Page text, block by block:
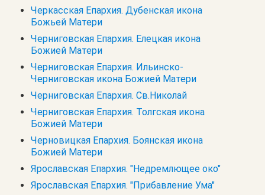
Черкасская Епархия. Дубенская икона
Божьей Матери
Черниговская Епархия. Елецкая икона
Божией Матери
Черниговская Епархия. Ильинско-
Черниговская икона Божией Матери
Черниговская Епархия. Св.Николай
Черниговская Епархия. Толгская икона
Божией Матери
Черновицкая Епархия. Боянская икона
Божией Матери
Ярославская Епархия. "Недремлющее око"
Ярославская Епархия. "Прибавление Ума"